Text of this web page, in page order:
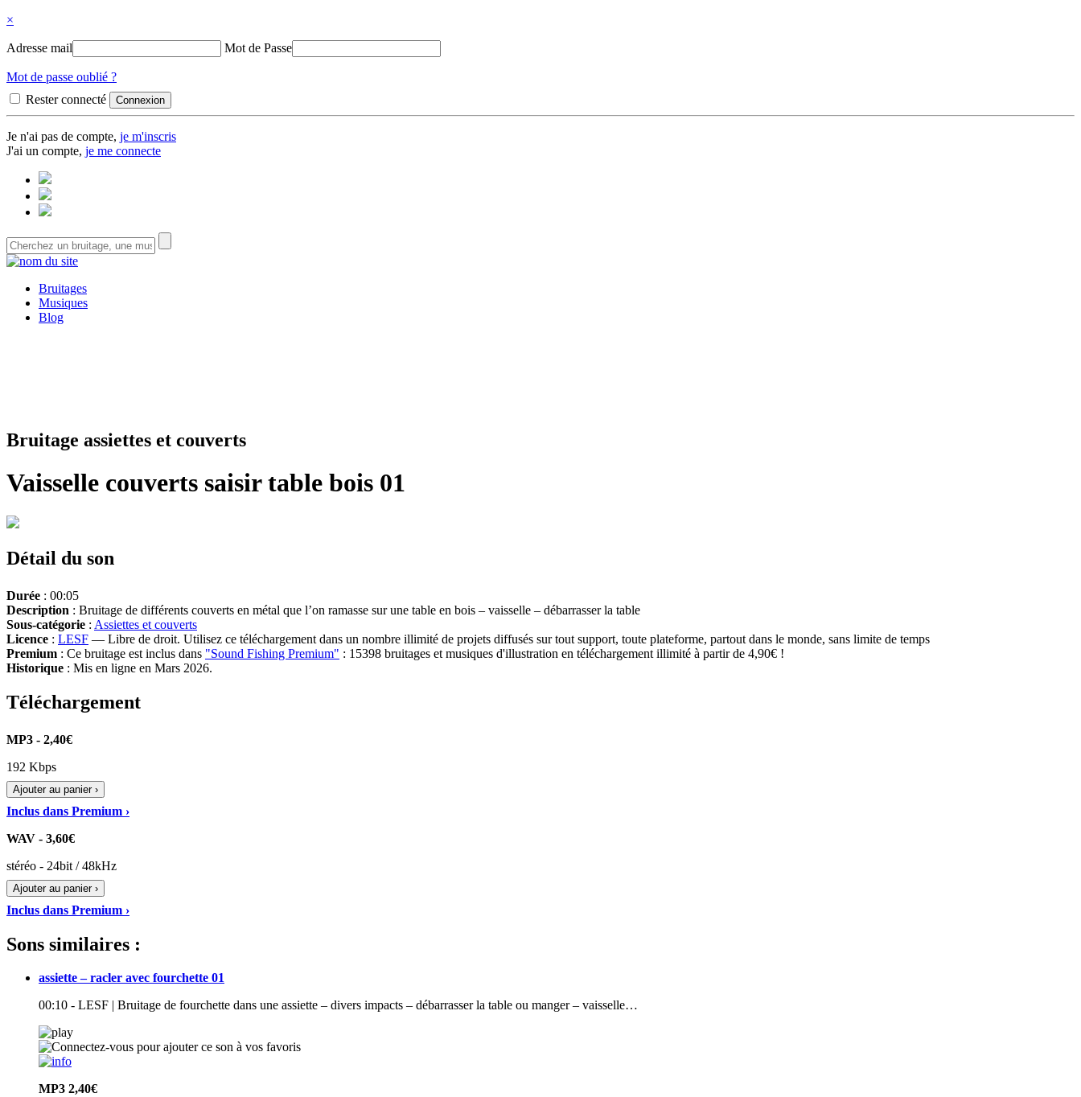
×
Adresse mail Mot de Passe
Mot de passe oublié ?
Rester connecté
Je n'ai pas de compte, je m'inscris
J'ai un compte, je me connecte
Bruitages
Musiques
Blog
Bruitage assiettes et couverts
Vaisselle couverts saisir table bois 01
Détail du son
Durée : 00:05
Description : Bruitage de différents couverts en métal que l’on ramasse sur une table en bois – vaisselle – débarrasser la table
Sous-catégorie : Assiettes et couverts
Licence : LESF — Libre de droit. Utilisez ce téléchargement dans un nombre illimité de projets diffusés sur tout support, toute plateforme, partout dans le monde, sans limite de temps
Premium : Ce bruitage est inclus dans "Sound Fishing Premium" : 15398 bruitages et musiques d'illustration en téléchargement illimité à partir de 4,90€ !
Historique : Mis en ligne en Mars 2026.
Téléchargement
MP3 - 2,40€
192 Kbps
Ajouter au panier ›
Inclus dans Premium ›
WAV - 3,60€
stéréo - 24bit / 48kHz
Ajouter au panier ›
Inclus dans Premium ›
Sons similaires :
assiette – racler avec fourchette 01
00:10 - LESF | Bruitage de fourchette dans une assiette – divers impacts – débarrasser la table ou manger – vaisselle…
MP3 2,40€